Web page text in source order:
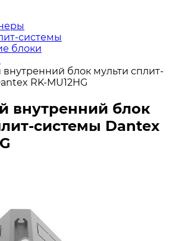
системы
блоки
внутренний блок мульти сплит-
RK-MU12HG
внутренний блок
системы Dantex